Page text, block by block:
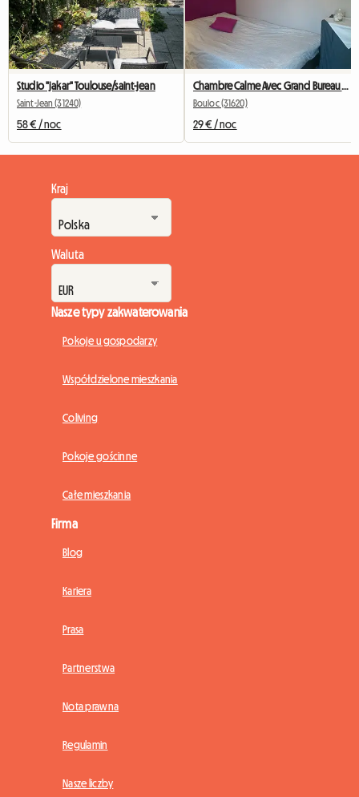
Studio "jakar" Toulouse/saint-jean
Saint-Jean (31240)
58 € / noc
Chambre Calme Avec Grand Bureau Et Wi-Fi
Bouloc (31620)
29 € / noc
Kraj
Waluta
Nasze typy zakwaterowania
Pokoje u gospodarzy
Współdzielone mieszkania
Coliving
Pokoje gościnne
Całe mieszkania
Firma
Blog
Kariera
Prasa
Partnerstwa
Nota prawna
Regulamin
Nasze liczby